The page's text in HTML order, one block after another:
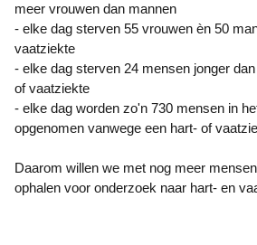
meer vrouwen dan mannen
- elke dag sterven 55 vrouwen èn 50
vaatziekte
- elke dag sterven 24 mensen jonger
of vaatziekte
- elke dag worden zo'n 730 mensen in
opgenomen vanwege een hart- of
Daarom willen we met nog meer
ophalen voor onderzoek naar hart- en